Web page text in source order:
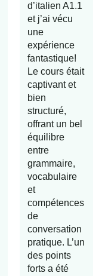
d’italien A1.1
et j’ai vécu
une
expérience
fantastique!
Le cours était
captivant et
bien
structuré,
offrant un bel
équilibre
entre
grammaire,
vocabulaire
et
compétences
de
conversation
pratique. L’un
des points
forts a été